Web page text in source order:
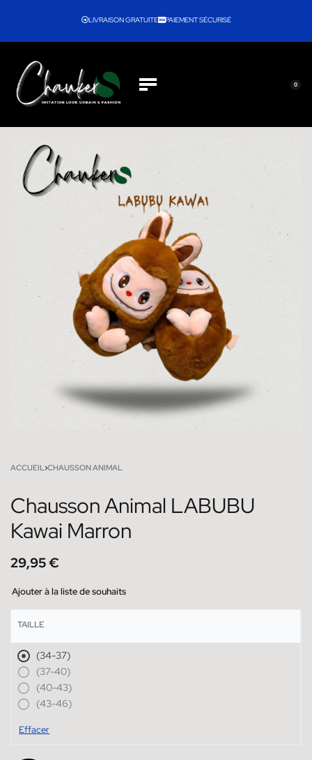
LIVRAISON GRATUITE PAIEMENT SÉCURISÉ
0
ACCUEIL›CHAUSSON ANIMAL
Chausson Animal LABUBU
Kawai Marron
29,95€
Ajouter à la liste de souhaits
TAILLE
(34-37)
(37-40)
(40-43)
(43-46)
Effacer